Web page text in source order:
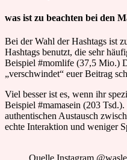
was ist zu beachten bei den
Bei der Wahl der Hashtags ist
Hashtags benutzt, die sehr
Beispiel #momlife (37,5 Mio.)
„verschwindet“ euer Beitrag
Viel besser ist es, wenn ihr
Beispiel #mamasein (203
authentischen Austausch
echte Interaktion und weniger